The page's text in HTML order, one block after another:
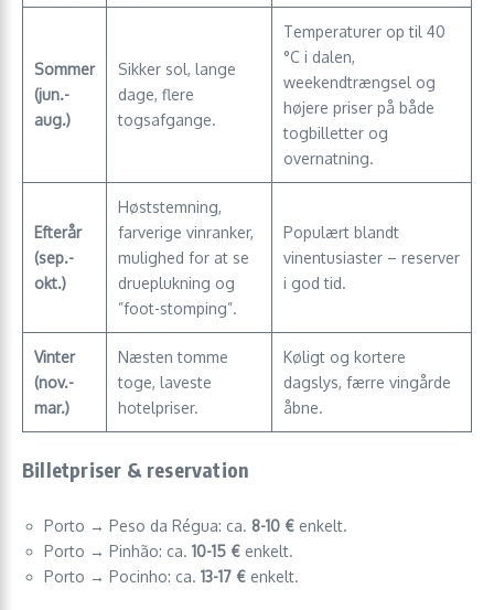
Sommer
(jun.-
aug.)
Sikker sol, lange
dage, flere
togsafgange.
Temperaturer op til 40
°C i dalen,
weekendtrængsel og
højere priser på både
togbilletter og
overnatning.
Efterår
(sep.-
okt.)
Høststemning,
farverige vinranker,
mulighed for at se
drueplukning og
”foot-stomping”.
Populært blandt
vinentusiaster – reserver
i god tid.
Vinter
(nov.-
mar.)
Næsten tomme
toge, laveste
hotelpriser.
Køligt og kortere
dagslys, færre vingårde
åbne.
Billetpriser & reservation
Porto → Peso da Régua: ca. 8-10 € enkelt.
Porto → Pinhão: ca. 10-15 € enkelt.
Porto → Pocinho: ca. 13-17 € enkelt.